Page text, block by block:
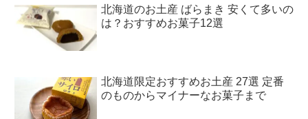
北海道のお土産 ばらまき 安くて多いの
は？おすすめお菓子12選
北海道限定おすすめお土産 27選 定番
のものからマイナーなお菓子まで